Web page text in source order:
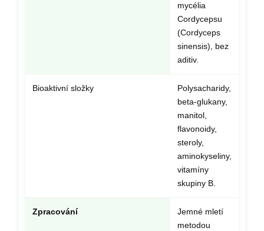
mycélia
Cordycepsu
(Cordyceps
sinensis), bez
aditiv.
Bioaktivní složky
Polysacharidy,
beta-glukany,
manitol,
flavonoidy,
steroly,
aminokyseliny,
vitamíny
skupiny B.
Zpracování
Jemné mletí
metodou